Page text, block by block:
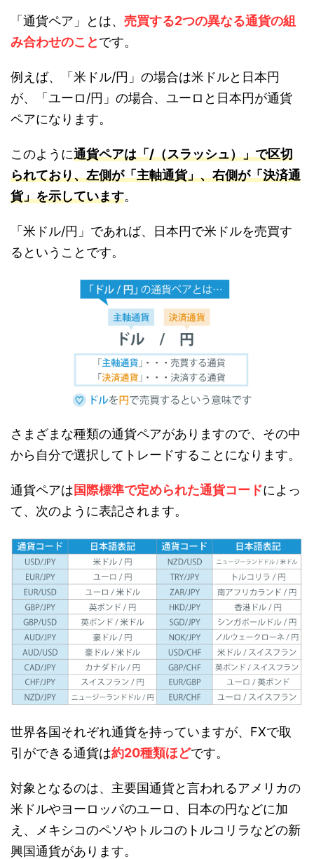
「通貨ペア」とは、 売買する2つの異なる通貨の組
み合わせのことです。
例えば、「米ドル/円」の場合は米ドルと日本円
が、「ユーロ/円」の場合、ユーロと日本円が通貨
ペアになります。
このように通貨ペアは「/（スラッシュ）」で区切
られており、左側が「主軸通貨」、右側が「決済通
貨」を示しています。
「米ドル/円」であれば、日本円で米ドルを売買す
るということです。
さまざまな種類の通貨ペアがありますので、その中
から自分で選択してトレードすることになります。
通貨ペアは国際標準で定められた通貨コードによっ
て、次のように表記されます。
世界各国それぞれ通貨を持っていますが、FXで取
引ができる通貨は約20種類ほどです。
対象となるのは、主要国通貨と言われるアメリカの
米ドルやヨーロッパのユーロ、日本の円などに加
え、メキシコのペソやトルコのトルコリラなどの新
興国通貨があります。